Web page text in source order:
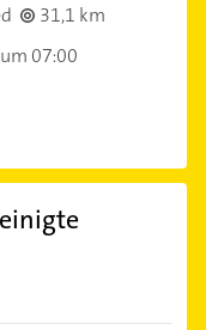
31,1 km
07:00